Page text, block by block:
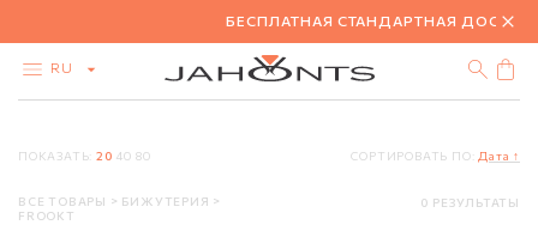
БЕСПЛАТНАЯ СТАНДАРТНАЯ
RU
КАТАЛОГ
ЗОЛОТО
ПОКАЗАТЬ: 20 40 80 СОРТИРОВАТЬ ПО: Дата ↑
ВСЕ ТОВАРЫ
БИЖУТЕРИЯ
FROOKT
0 РЕЗУЛЬТАТЫ